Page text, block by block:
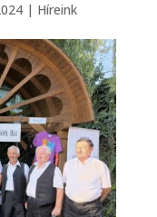
| Híreink